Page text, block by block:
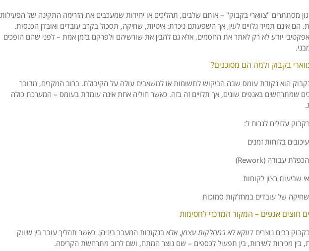
מסתתרים "צווארי בקבוק" –אותם שלבים, תהליכיםאויחידות שמעכביםאת הזרימה התקינה של הפעילות
הםאינם תמידגלוייםלעין,אך השפעתםניכרת:איטיות, שחיקה, תסכול בקרבעובדים ואובדן הכנסות.
אפקטיבייודעלא רקלאתראת החסמים,אלאגםלהביןאת שורשיהם ולפרקם בזמןאמת –לפני שהם הופכים
בקבוק ולמה הם מסוכנים?
הואנקודתעומס שבה הביקושלתשומותאולמשאביםעולהעל הקיבולת. ברוב המקרים, מדובר
שמתרחשים באגפים שונים,אך תלוייםזה בזה.כאשר חוליהאחתאינהעומדת בעומס – המערכתכולה
בקבוקעלוליםלגרוםל:
עיכובים בלוחותזמנים
הכפלתעבודה (Rework)
אי שביעות רצוןלקוחות
שחיקה שלעובדים במחלקות סמוכות
חוציםאגפים – המקור המרכזילחסימות
בקבוק רביםנוצריםדווקאלא במחלקותעצמן,אלא בנקודות המעבר ביניהן.כאשר תהליךעובר בין שיווק
בין מכירותלשירות, בין תפעוללכספים – שםנוצר המתח, ושםלרוב מתרחשת הקריסה.